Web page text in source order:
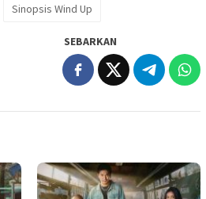
Sinopsis Wind Up
SEBARKAN